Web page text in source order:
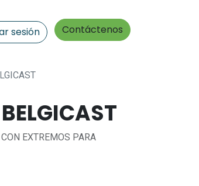
sesión Contáctenos
EXTREMOS PARA